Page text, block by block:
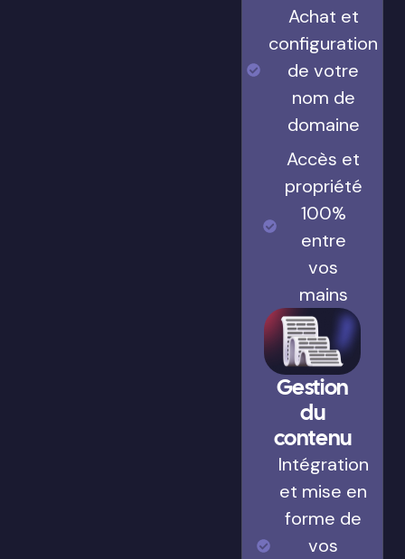
Achat et
configuration
de votre
nom de
domaine
Accès et
propriété
100%
entre
vos
mains
Gestion
du
contenu
Intégration
et mise en
forme de
vos